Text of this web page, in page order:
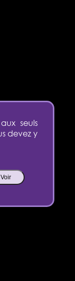
seuls
devez y